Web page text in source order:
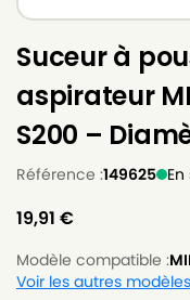
Suceur à
aspirateur
S200 –
Référence :149625
19,91 €
Modèle compatible :
Voir les autres